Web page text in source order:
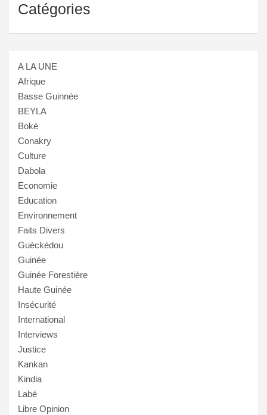
Catégories
A LA UNE
Afrique
Basse Guinnée
BEYLA
Boké
Conakry
Culture
Dabola
Economie
Education
Environnement
Faits Divers
Guéckédou
Guinée
Guinée Forestière
Haute Guinée
Insécurité
International
Interviews
Justice
Kankan
Kindia
Labé
Libre Opinion